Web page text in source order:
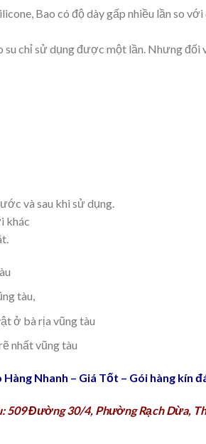
Bao có độ dày gấp nhiều lần so
chỉ sử dụng được một lần. Nhưng đối
và sau khi sử dụng.
khác
tàu,
ở bà rịa vũng tàu
nhất vũng tàu
Hàng Nhanh – Giá Tốt – Gói hàng kín
509 Đường 30/4, Phường Rạch Dừa,